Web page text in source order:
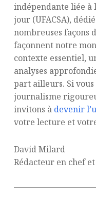
indépendante liée à
jour (UFACSA),
nombreuses façons
façonnent notre
contexte essentiel,
analyses
part ailleurs. Si
journalisme
invitons à devenir
votre lecture et
David Milard
Rédacteur en chef